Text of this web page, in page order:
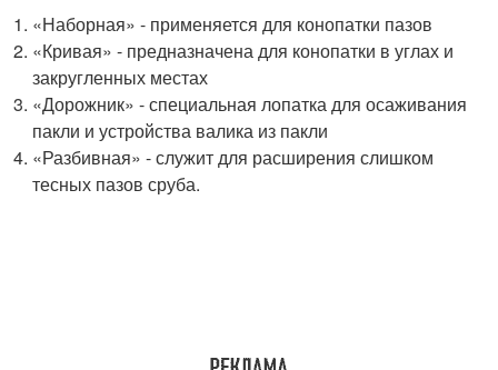
«Наборная» - применяется для конопатки пазов
«Кривая» - предназначена для конопатки в углах и
закругленных местах
«Дорожник» - специальная лопатка для осаживания
пакли и устройства валика из пакли
«Разбивная» - служит для расширения слишком
тесных пазов сруба.